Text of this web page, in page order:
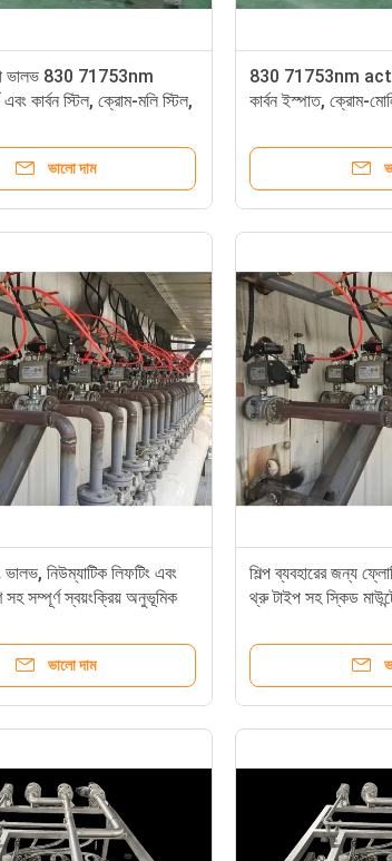
ভালভ 830 71753nm
কার্বন স্টিল, ক্রোম-মলি স্টিল,
জন্য
ভালো দাম
830 71753nm
কার্বন ইস্পাত, ক্রোম-
ত্রাণের জন্য স্কিড
ভালভ, নিউম্যাটিক লিফটিং এবং
সহ সম্পূর্ণ স্বয়ংক্রিয় অনুভূমিক
ভালো দাম
শিল্প ব্যবহারের জন্য
থ্রু টাইপ সহ স্কিড